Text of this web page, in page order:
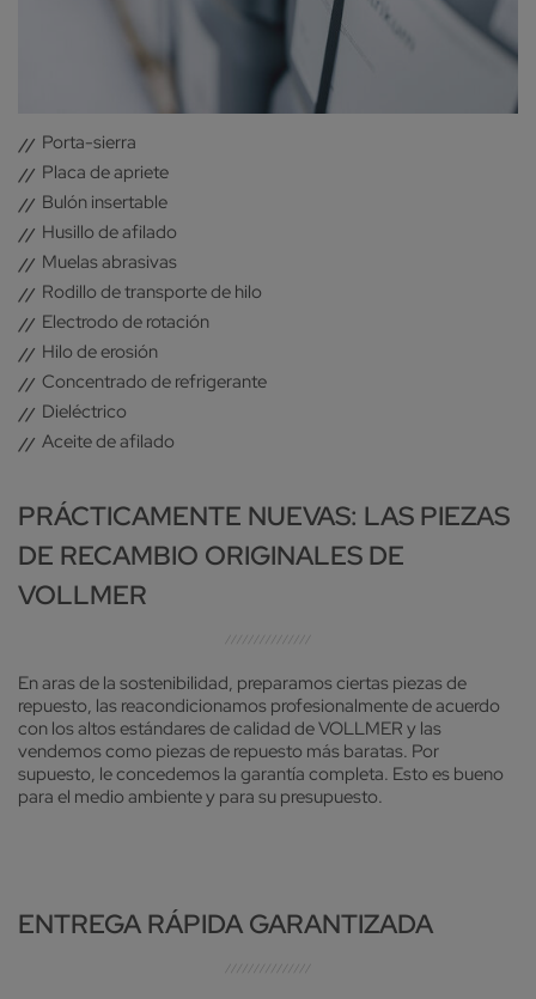
Porta-sierra
Placa de apriete
Bulón insertable
Husillo de afilado
Muelas abrasivas
Rodillo de transporte de hilo
Electrodo de rotación
Hilo de erosión
Concentrado de refrigerante
Dieléctrico
Aceite de afilado
PRÁCTICAMENTE NUEVAS: LAS PIEZAS
DE RECAMBIO ORIGINALES DE
VOLLMER
En aras de la sostenibilidad, preparamos ciertas piezas de
repuesto, las reacondicionamos profesionalmente de acuerdo
con los altos estándares de calidad de VOLLMER y las
vendemos como piezas de repuesto más baratas. Por
supuesto, le concedemos la garantía completa. Esto es bueno
para el medio ambiente y para su presupuesto.
ENTREGA RÁPIDA GARANTIZADA